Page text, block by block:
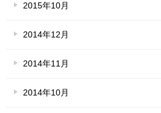
2015年10月
2014年12月
2014年11月
2014年10月